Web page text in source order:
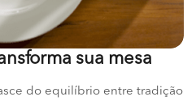
sua mesa
do equilíbrio entre tradição